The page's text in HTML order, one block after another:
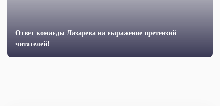
Ответ команды Лазарева на выражение претензий
читателей!